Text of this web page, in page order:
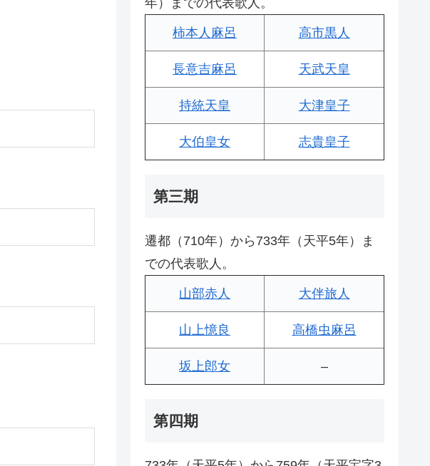
年）までの代表歌人。
柿本人麻呂 高市黒人
長意吉麻呂 天武天皇
持統天皇 大津皇子
大伯皇女 志貴皇子
第三期
遷都（710年）から733年（天平5年）ま
での代表歌人。
山部赤人 大伴旅人
山上憶良 高橋虫麻呂
坂上郎女 –
第四期